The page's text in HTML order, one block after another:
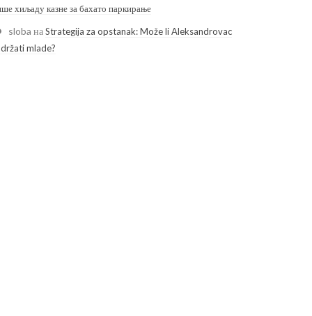
хиљаду казне за бахато паркирање
sloba наStrategija za opstanak: Može li Aleksandrovac
mlade?